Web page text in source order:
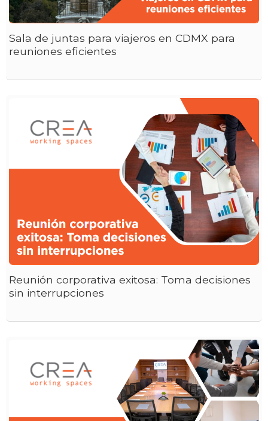
Sala de juntas para viajeros en CDMX para
reuniones eficientes
Reunión corporativa exitosa: Toma decisiones
sin interrupciones